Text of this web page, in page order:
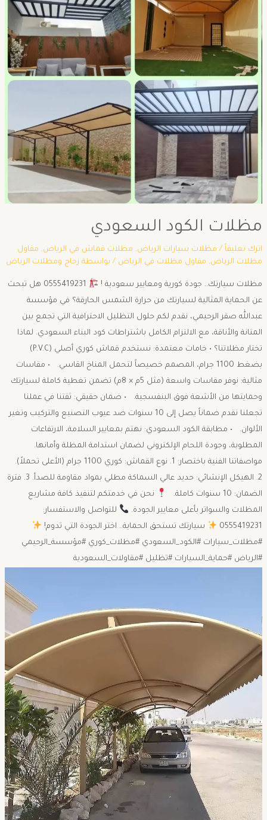
مظلات الكود السعودي
اترك تعليقاً / مظلات سيارات الرياض, مظلات قماش في الرياض, مقاول
مظلات الرياض, مقاول مظلات في الرياض / بواسطة زجاج ومظلات الرياض
مظلات سيارتك.. جودة كورية ومعايير سعودية !
0555419231 هل تبحث
عن الحماية المثالية لسيارتك من حرارة الشمس الحارقة؟ في مؤسسة
عبدالله صقر الرحيمي، نقدم لكم حلول التظليل الاحترافية التي تجمع بين
المتانة والأناقة، مع الالتزام الكامل باشتراطات كود البناء السعودي. لماذا
تختار مظلاتنا؟ • خامات معتمدة: نستخدم قماش كوري أصلي (P.V.C)
بضغط 1100 جرام، المصمم خصيصاً لتحمل المناخ القاسي. • مقاسات
مثالية: نوفر مقاسات واسعة (مثل 5م × 8م) تضمن تغطية كاملة لسيارتك
وحمايتها من الأشعة فوق البنفسجية. • ضمان حقيقي: ثقتنا في عملنا
تجعلنا نقدم ضماناً يصل إلى 10 سنوات ضد عيوب التصنيع والتركيب وتغير
الألوان. • مطابقة الكود السعودي: نهتم بمعايير السلامة، الارتفاعات
المطلوبة، وجودة اللحام الإلكتروني لضمان استدامة المظلة وأمانها.
مواصفاتنا الفنية باختصار: 1. نوع القماش: كوري 1100 جرام (الأعلى تحملاً).
2. الهيكل الإنشائي: حديد عالي السماكة مطلي بمواد مقاومة للصدأ. 3. فترة
الضمان: 10 سنوات كاملة.
نحن في خدمتكم لتنفيذ كافة مشاريع
المظلات والسواتر بأعلى معايير الجودة.
للتواصل والاستفسار:
0555419231
سيارتك تستحق الحماية.. اختر الجودة التي تدوم!
#مظلات_سيارات #الكود_السعودي #مظلات_كوري #مؤسسة_الرحيمي
#الرياض #حماية_السيارات #تظليل #مقاولات_السعودية